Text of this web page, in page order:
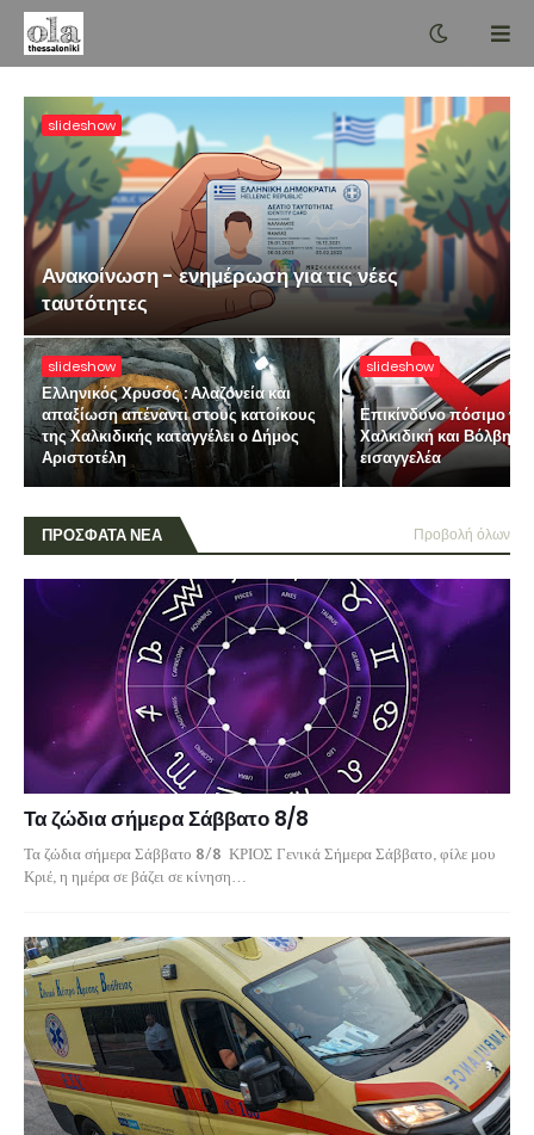
slideshow
Ανακοίνωση - ενημέρωση για τις νέες
ταυτότητες
slideshow
Ελληνικός Χρυσός : Αλαζονεία και
απαξίωση απέναντι στους κατοίκους
της Χαλκιδικής καταγγέλει ο Δήμος
Αριστοτέλη
slideshow
Επικίνδυνο πόσιμο
Χαλκιδική και Βόλβη
εισαγγελέα
ΠΡΟΣΦΑΤΑ ΝΕΑ Προβολή όλων
Τα ζώδια σήμερα Σάββατο 8/8
Τα ζώδια σήμερα Σάββατο 8/8 ΚΡΙΟΣ Γενικά Σήμερα Σάββατο, φίλε μου
Κριέ, η ημέρα σε βάζει σε κίνηση…